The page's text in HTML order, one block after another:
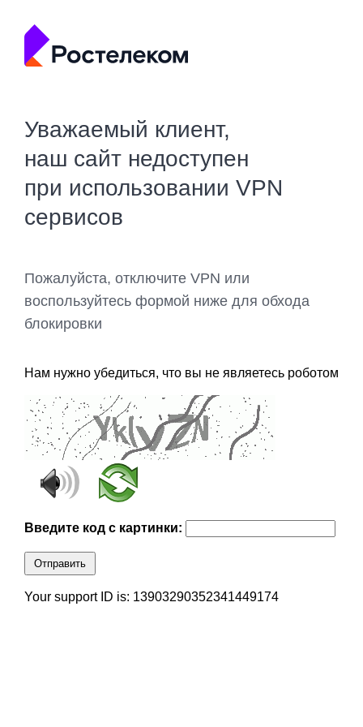
Уважаемый клиент,
наш сайт недоступен
при использовании VPN
сервисов
Пожалуйста, отключите VPN или
воспользуйтесь формой ниже для обхода
блокировки
Нам нужно убедиться, что вы не являетесь роботом
Введите код с картинки:
Отправить
Your support ID is: 13903290352341449174